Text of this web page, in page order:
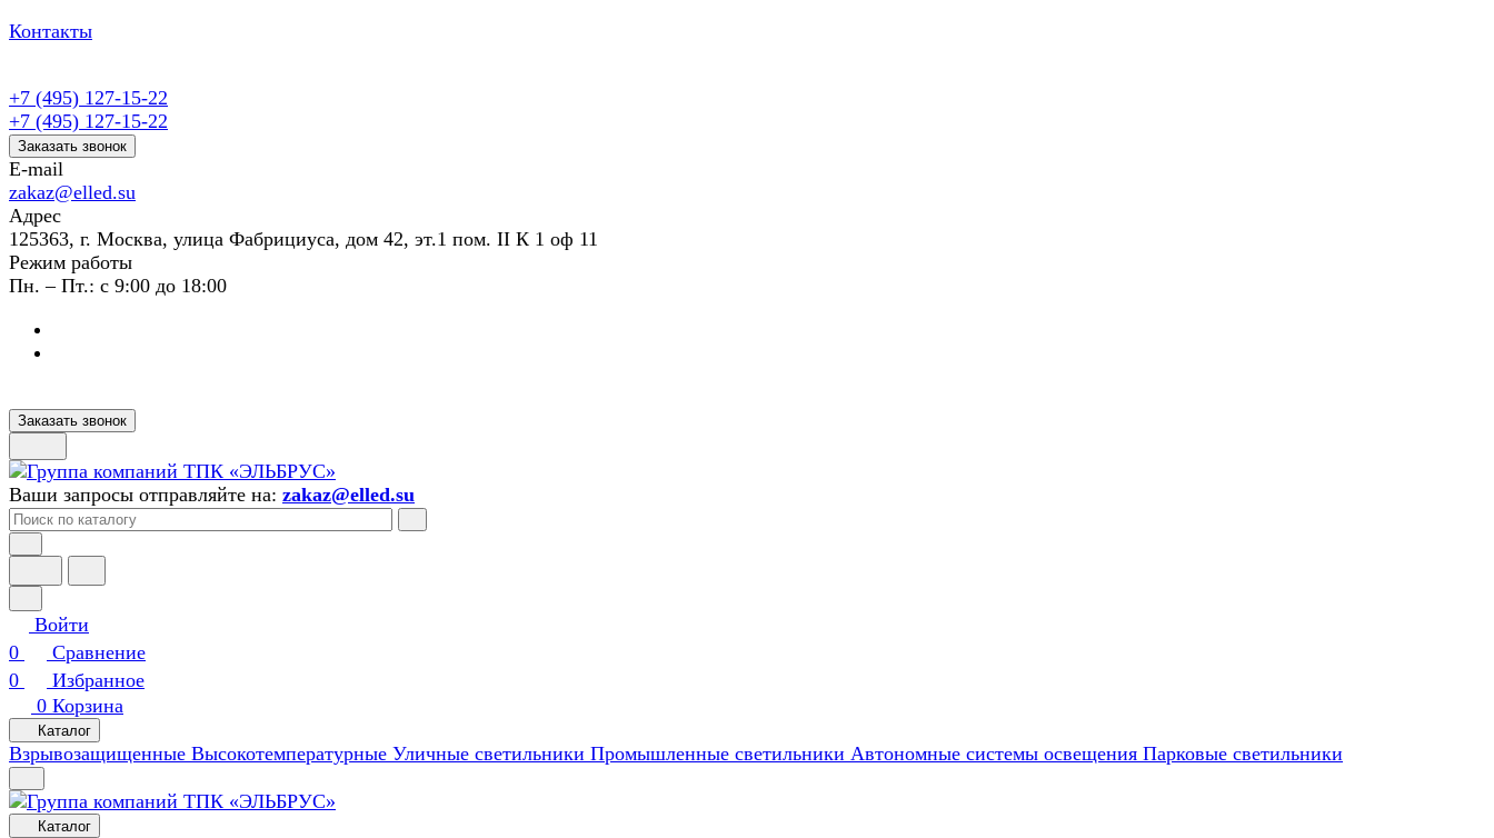
Контакты
+7 (495) 127-15-22
+7 (495) 127-15-22
Заказать звонок
E-mail
zakaz@elled.su
Адрес
125363, г. Москва, улица Фабрициуса, дом 42, эт.1 пом. II К 1 оф 11
Режим работы
Пн. – Пт.: с 9:00 до 18:00
Заказать звонок
Ваши запросы отправляйте на: zakaz@elled.su
Войти
0
Сравнение
0
Избранное
0 Корзина
Каталог
Взрывозащищенные Высокотемпературные Уличные светильники Промышленные светильники Автономные системы освещения Парковые светильники
Каталог